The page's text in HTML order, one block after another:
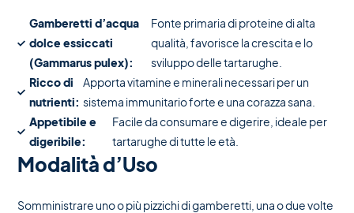
Gamberetti d’acqua
dolce essiccati
(Gammarus pulex):
Fonte primaria di proteine di alta
qualità, favorisce la crescita e lo
sviluppo delle tartarughe.
Ricco di
nutrienti:
Apporta vitamine e minerali necessari per un
sistema immunitario forte e una corazza sana.
Appetibile e
digeribile:
Facile da consumare e digerire, ideale per
tartarughe di tutte le età.
Modalità d’Uso
Somministrare uno o più pizzichi di gamberetti, una o due volte